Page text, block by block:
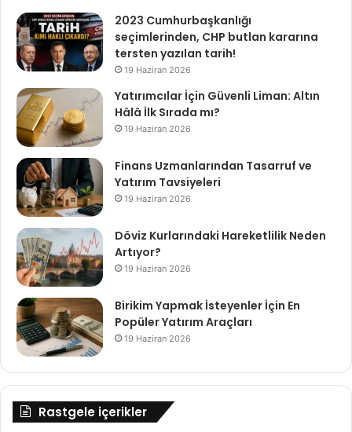
2023 Cumhurbaşkanlığı
seçimlerinden, CHP butlan kararına
tersten yazılan tarih!
19 Haziran 2026
Yatırımcılar İçin Güvenli Liman: Altın
Hâlâ İlk Sırada mı?
19 Haziran 2026
Finans Uzmanlarından Tasarruf ve
Yatırım Tavsiyeleri
19 Haziran 2026
Döviz Kurlarındaki Hareketlilik Neden
Artıyor?
19 Haziran 2026
Birikim Yapmak İsteyenler İçin En
Popüler Yatırım Araçları
19 Haziran 2026
Rastgele içerikler